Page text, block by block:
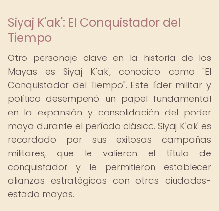
Siyaj K'ak': El Conquistador del
Tiempo
Otro personaje clave en la historia de los
Mayas es Siyaj K'ak', conocido como "El
Conquistador del Tiempo". Este líder militar y
político desempeñó un papel fundamental
en la expansión y consolidación del poder
maya durante el período clásico. Siyaj K'ak' es
recordado por sus exitosas campañas
militares, que le valieron el título de
conquistador y le permitieron establecer
alianzas estratégicas con otras ciudades-
estado mayas.